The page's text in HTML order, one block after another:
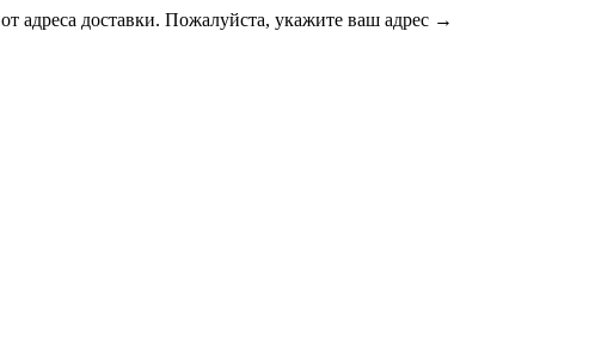
адреса доставки. Пожалуйста, укажите ваш адрес →